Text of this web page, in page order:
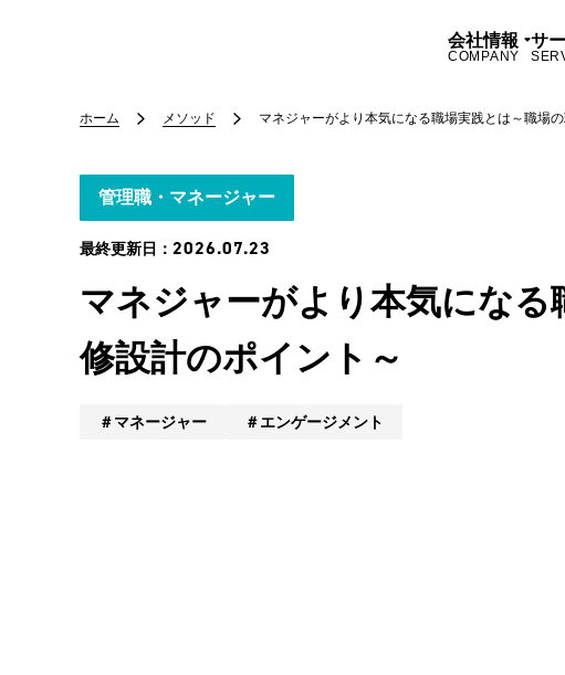
会社情報
COMPANY
サ
ホーム メソッド マネジャーがより本気になる職場実践とは～職場
管理職・マネージャー
最終更新日： 2026.07.23
マネジャーがより本気にな
修設計のポイント～
マネージャー エンゲージメント